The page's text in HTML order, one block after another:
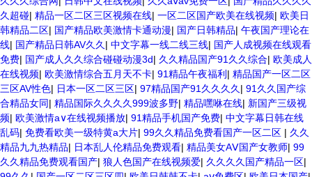
久超碰| 精品一区二区三区视频在线| 一区二区国产欧美在线视频| 欧美日
韩精品二区| 国产精品欧美激情卡通动漫| 国产日韩精品| 午夜国产理论在
线| 国产精品日韩AV久久 | 中文字幕一线二线三线| 国产人成视频在线观看
免费| 国产成人久久综合碰碰动漫3d| 久久精品国产91久久综合| 欧美成人
在线视频| 欧美激情综合五月天不卡| 91精品午夜福利 | 精品国产一区二区
三区AV性色| 日本一区二区三区| 97精品国产91久久久久 | 91久久国产综
合精品女同| 精品国际久久久久999波多野| 精品嘿咻在线| 新国产三级视
频| 欧美激情a∨在线视频播放| 91精品手机国产免费| 中文字幕日韩在线
乱码| 免费看欧美一级特黄a大片| 99久久精品免费看国产一区二区 | 久久
精品九九热精品| 日本乱人伦精品免费观看| 精品美女AⅤ国产女教师| 99
久久精品免费观看国产| 狼人色国产在线视频爱| 久久久久国产精品一区|